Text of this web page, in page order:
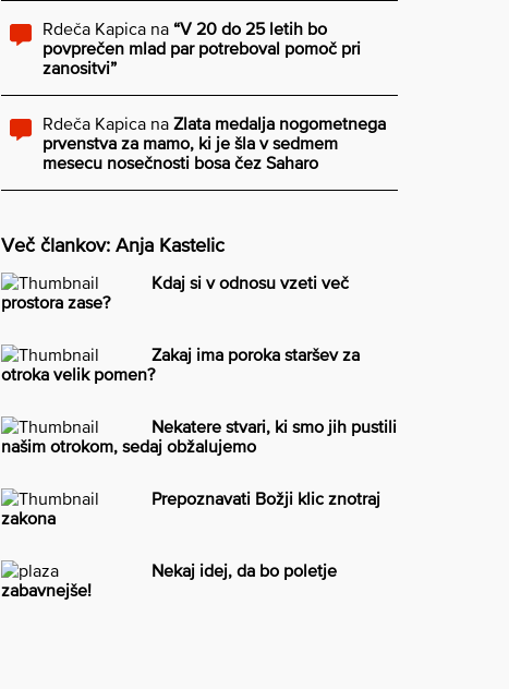
Rdeča Kapica na “V 20 do 25 letih bo
povprečen mlad par potreboval pomoč pri
zanositvi”
Rdeča Kapica na Zlata medalja nogometnega
prvenstva za mamo, ki je šla v sedmem
mesecu nosečnosti bosa čez Saharo
Več člankov: Anja Kastelic
Kdaj si v odnosu vzeti več
prostora zase?
Zakaj ima poroka staršev za
otroka velik pomen?
Nekatere stvari, ki smo jih pustili
našim otrokom, sedaj obžalujemo
Prepoznavati Božji klic znotraj
zakona
Nekaj idej, da bo poletje
zabavnejše!